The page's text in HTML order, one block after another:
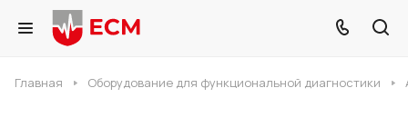
Главная Оборудование для функциональной диагностики